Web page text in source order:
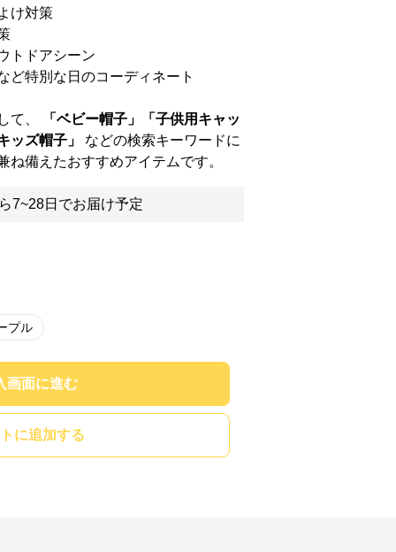
け対策
トドアシーン
ど特別な日のコーディネート
て、
「ベビー帽子」「子供用キャッ
ッズ帽子」
などの検索キーワードに
ね備えたおすすめアイテムです。
7~28日でお届け予定
プル
画面に進む
に追加する